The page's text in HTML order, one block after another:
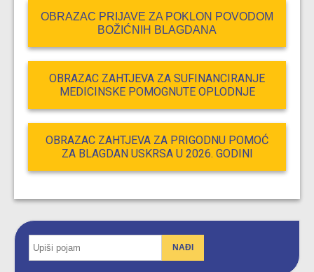
OBRAZAC PRIJAVE ZA POKLON POVODOM
BOŽIĆNIH BLAGDANA
OBRAZAC ZAHTJEVA ZA SUFINANCIRANJE
MEDICINSKE POMOGNUTE OPLODNJE
OBRAZAC ZAHTJEVA ZA PRIGODNU POMOĆ
ZA BLAGDAN USKRSA U 2026. GODINI
NAĐI